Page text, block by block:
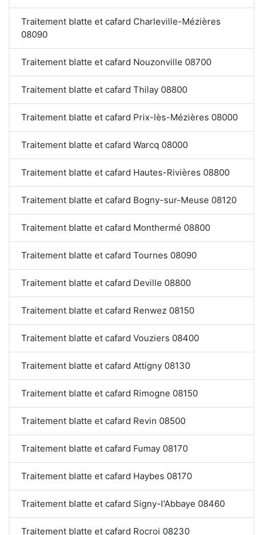
Traitement blatte et cafard Charleville-Mézières
08090
Traitement blatte et cafard Nouzonville 08700
Traitement blatte et cafard Thilay 08800
Traitement blatte et cafard Prix-lès-Mézières 08000
Traitement blatte et cafard Warcq 08000
Traitement blatte et cafard Hautes-Rivières 08800
Traitement blatte et cafard Bogny-sur-Meuse 08120
Traitement blatte et cafard Monthermé 08800
Traitement blatte et cafard Tournes 08090
Traitement blatte et cafard Deville 08800
Traitement blatte et cafard Renwez 08150
Traitement blatte et cafard Vouziers 08400
Traitement blatte et cafard Attigny 08130
Traitement blatte et cafard Rimogne 08150
Traitement blatte et cafard Revin 08500
Traitement blatte et cafard Fumay 08170
Traitement blatte et cafard Haybes 08170
Traitement blatte et cafard Signy-l'Abbaye 08460
Traitement blatte et cafard Rocroi 08230